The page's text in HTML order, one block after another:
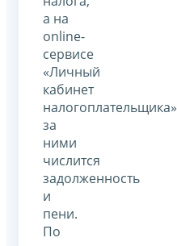
а на
online-
сервисе
«Личный
кабинет
налогоплательщика»
за
ними
числится
задолженность
и
пени.
По